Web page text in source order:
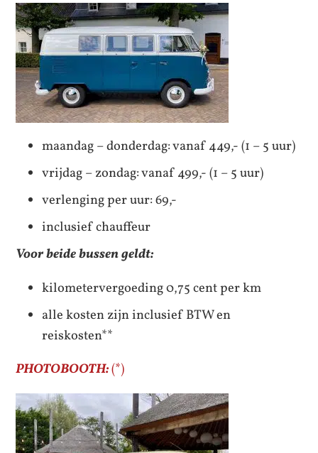
maandag – donderdag: vanaf 449,- (1 – 5 uur)
vrijdag – zondag: vanaf 499,- (1 – 5 uur)
verlenging per uur: 69,-
inclusief chauffeur
Voor beide bussen geldt:
kilometervergoeding 0,75 cent per km
alle kosten zijn inclusief BTW en
reiskosten**
PHOTOBOOTH:(*)